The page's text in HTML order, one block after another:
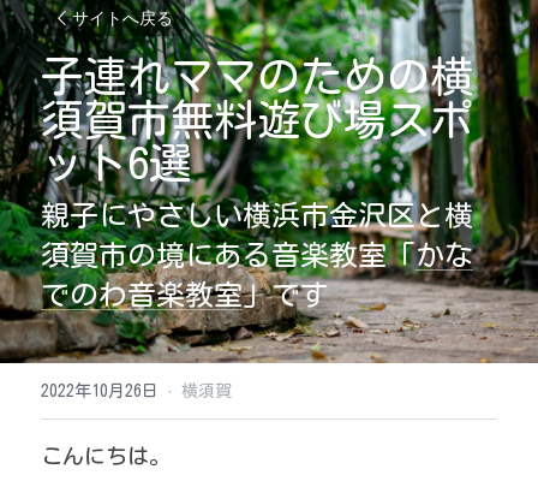
サイトへ戻る
子連れママのための横
須賀市無料遊び場スポ
ット6選
親子にやさしい横浜市金沢区と横
須賀市の境にある音楽教室「かな
でのわ音楽教室」です
2022年10月26日 · 横須賀
こんにちは。